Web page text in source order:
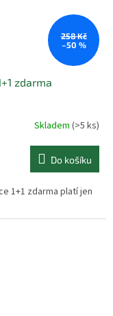
258 Kč
–50 %
zdarma
Skladem (>5 ks)
Do košíku
1+1 zdarma platí jen